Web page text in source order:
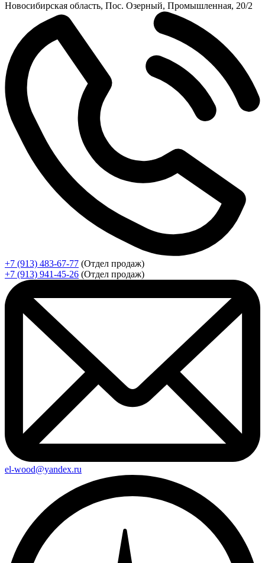
Новосибирская область, Пос. Озерный, Промышленная, 20/2
+7 (913) 483-67-77 (Отдел продаж)
+7 (913) 941-45-26 (Отдел продаж)
el-wood@yandex.ru